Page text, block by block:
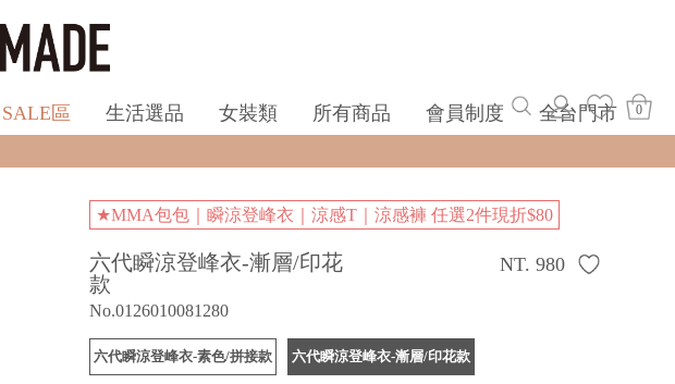
SALE區 生活選品 女裝類 所有商品 會員制度 全台門市 0
★MMA包包｜瞬涼登峰衣｜涼感T｜涼感褲 任選2件現折$80
六代瞬涼登峰衣-漸層/印花
款
No.0126010081280
NT. 980
六代瞬涼登峰衣-素色/拼接款 六代瞬涼登峰衣-漸層/印花款